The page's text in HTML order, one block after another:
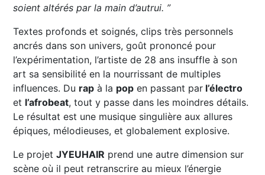
soient altérés par la main d’autrui. ”
Textes profonds et soignés, clips très personnels
ancrés dans son univers, goût prononcé pour
l’expérimentation, l’artiste de 28 ans insuffle à son
art sa sensibilité en la nourrissant de multiples
influences. Du rap à la pop en passant par l’électro
et l’afrobeat, tout y passe dans les moindres détails.
Le résultat est une musique singulière aux allures
épiques, mélodieuses, et globalement explosive.
Le projetJYEUHAIR prend une autre dimension sur
scène où il peut retranscrire au mieux l’énergie